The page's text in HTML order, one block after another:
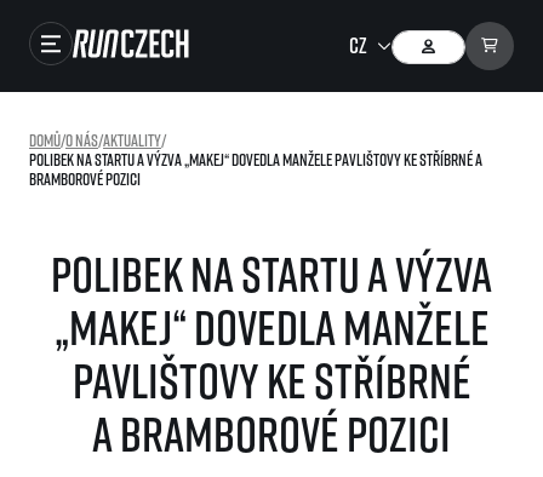
Výsledky
RunCzech Store
Running Mall
Běžecké série
Běžecká liga
Domů/O nás/Aktuality/
Polibek na startu a výzva „makej“ dovedla manžele Pavlištovy ke stříbrné a
bramborové pozici
Polibek na startu a výzva
„makej“ dovedla manžele
Pavlištovy ke stříbrné
a bramborové pozici